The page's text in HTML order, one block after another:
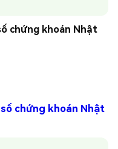
chứng khoán Nhật
chứng khoán Nhật